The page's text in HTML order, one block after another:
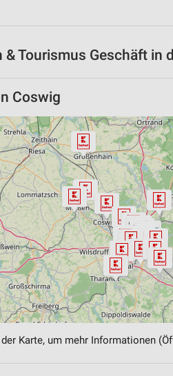
Tourismus Geschäft in
Coswig
Karte, um mehr Informationen